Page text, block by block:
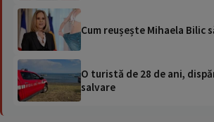
Cum reușește Mihaela Bilic
O turistă de 28 de ani,
salvare